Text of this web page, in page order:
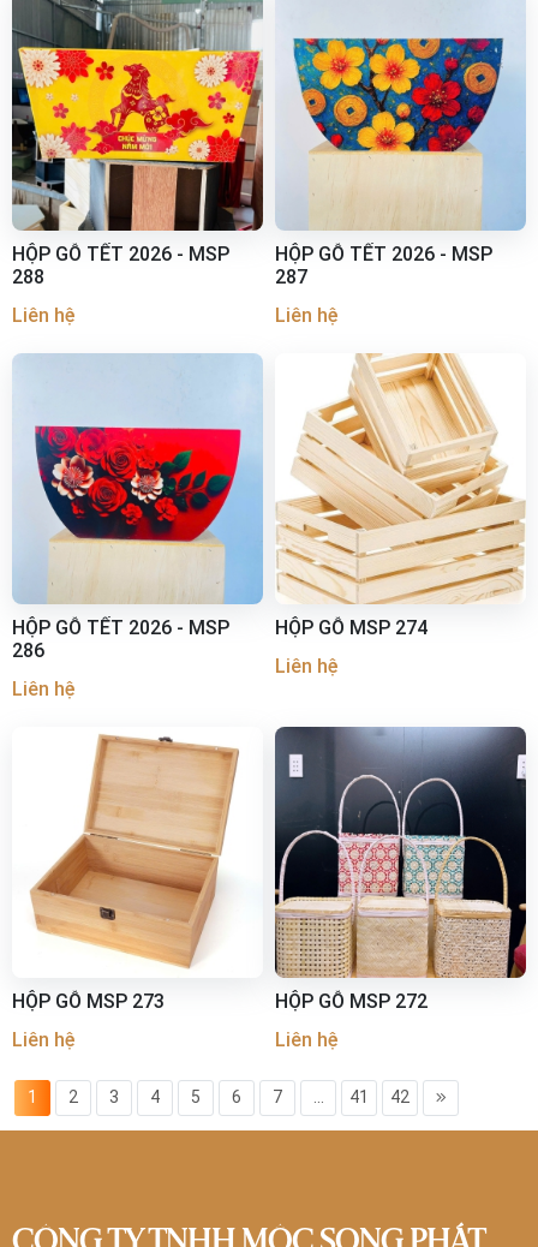
HỘP GỖ TẾT 2026 - MSP
288
Liên hệ
HỘP GỖ TẾT 2026 - MSP
287
Liên hệ
HỘP GỖ TẾT 2026 - MSP
286
Liên hệ
HỘP GỖ MSP 274
Liên hệ
HỘP GỖ MSP 273
Liên hệ
HỘP GỖ MSP 272
Liên hệ
1 2 3 4 5 6 7 ... 41 42